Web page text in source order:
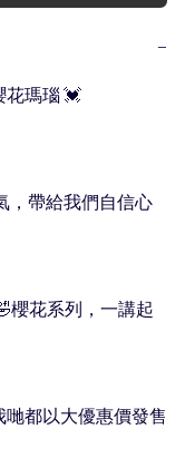
−
瑪瑙 💓
，帶給我們自信心
櫻花系列，一講起
都以大優惠價發售